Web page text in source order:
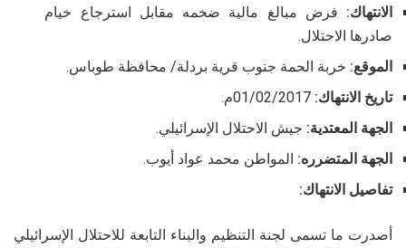
الانتهاك: فرض مبالغ مالية ضخمه مقابل استرجاع خيام
صادرها الاحتلال.
الموقع: خربة الحمة جنوب قرية بردلة/ محافظة طوباس.
تاريخ الانتهاك:
الجهة المعتدية: جيش الاحتلال الإسرائيلي.
الجهة المتضرره: المواطن محمد عواد أيوب.
تفاصيل الانتهاك:
أصدرت ما تسمى لجنة التنظيم والبناء التابعة للاحتلال الإسرائيلي